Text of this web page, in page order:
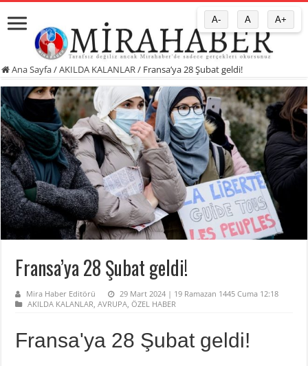
Ana Sayfa/AKILDA KALANLAR/ Fransa’ya 28 Şubat geldi!
Fransa’ya 28 Şubat geldi!
Mira Haber Editörü
29 Mart 2024 | 19 Ramazan 1445 Cuma 12:18
AKILDA KALANLAR,AVRUPA,ÖZEL HABER
Fransa'ya 28 Şubat geldi!
A- A A+